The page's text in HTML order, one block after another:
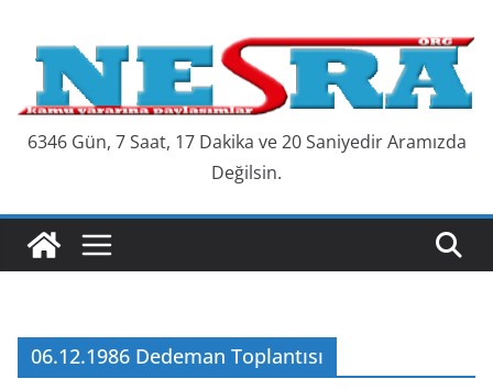
content
6346 Gün, 7 Saat, 17 Dakika ve 21 Saniyedir Aramızda
Değilsin.
06.12.1986 Dedeman Toplantısı